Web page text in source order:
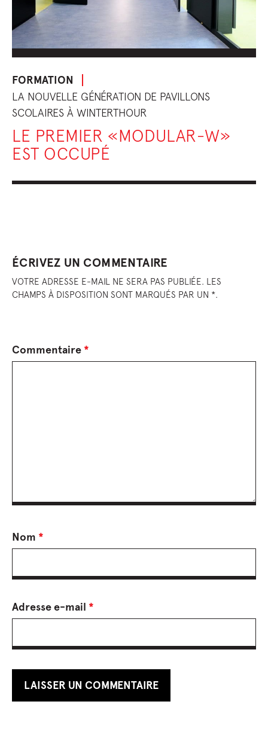
FORMATION
LA NOUVELLE GÉNÉRATION DE PAVILLONS
SCOLAIRES À WINTERTHOUR
LE PREMIER «MODULAR-W»
EST OCCUPÉ
ÉCRIVEZ UN COMMENTAIRE
VOTRE ADRESSE E-MAIL NE SERA PAS PUBLIÉE. LES
CHAMPS À DISPOSITION SONT MARQUÉS PAR UN *.
Nom *
Adresse e-mail *
Commentaire *